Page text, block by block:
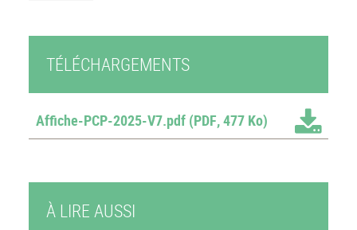
TÉLÉCHARGEMENTS
Affiche-PCP-2025-V7.pdf (PDF, 477 Ko)
À LIRE AUSSI